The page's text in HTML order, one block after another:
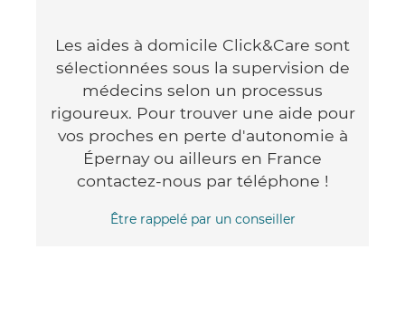
Les aides à domicile Click&Care sont
sélectionnées sous la supervision de
médecins selon un processus
rigoureux. Pour trouver une aide pour
vos proches en perte d'autonomie à
Épernay ou ailleurs en France
contactez-nous par téléphone !
Être rappelé par un conseiller